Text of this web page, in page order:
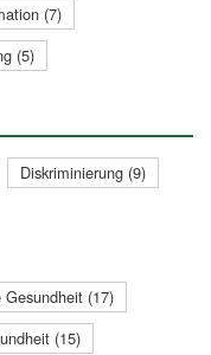
(7)
(5)
Diskriminierung (9)
Gesundheit (17)
(15)